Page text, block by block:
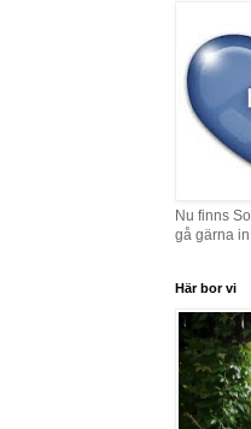
Nu finns
gå gärna
Här bor vi